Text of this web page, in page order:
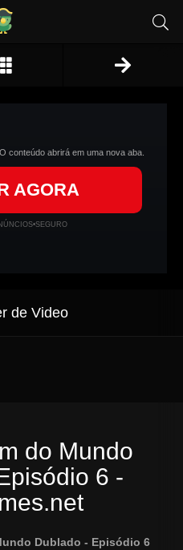
conteúdo abrirá em uma nova aba.
AGORA
•SEGURO
de Video
do Mundo
6 -
Dublado - Episódio 6